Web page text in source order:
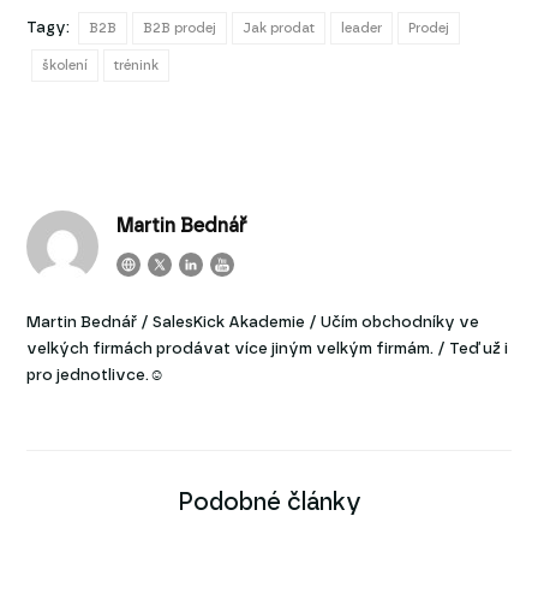
Tagy: B2B B2B prodej Jak prodat leader Prodej
školení trénink
Martin Bednář
Martin Bednář / SalesKick Akademie / Učím obchodníky ve
velkých firmách prodávat více jiným velkým firmám. / Teď už i
pro jednotlivce.☺
Podobné články